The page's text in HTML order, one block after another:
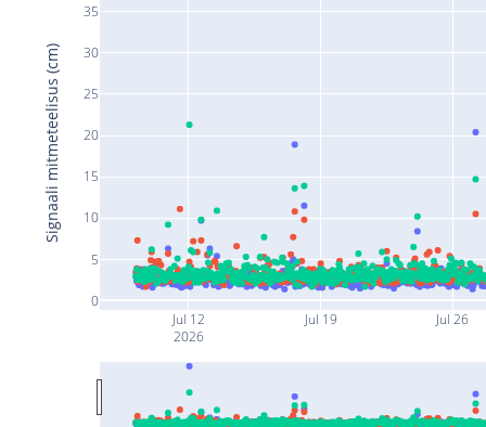
Jul 12
2026
Jul 19 Jul 26
0
5
10
15
20
25
30
35
Signaali mitmeteelisus (cm)